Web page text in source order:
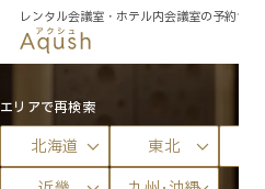
レンタル会議室・ ホテル内会議室の予約サイト
エリアで再検索
北海道 東北